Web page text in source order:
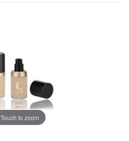
Touch to zoom